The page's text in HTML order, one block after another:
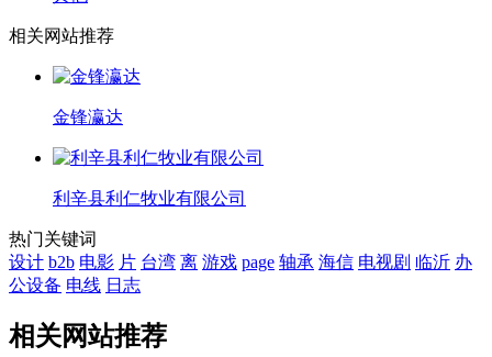
相关网站推荐
金锋瀛达
利辛县利仁牧业有限公司
热门关键词
设计 b2b 电影 片 台湾 离 游戏 page 轴承 海信 电视剧 临沂 办
公设备 电线 日志
相关网站推荐